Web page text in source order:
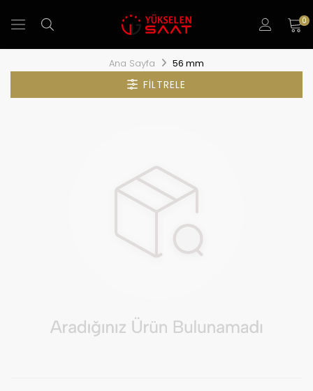
0
Ana Sayfa 56 mm
FILTRELE